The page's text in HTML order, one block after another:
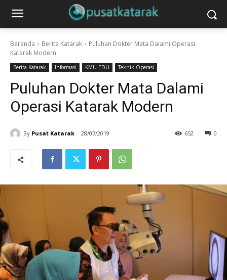
Beranda Berita Katarak
Puluhan Dokter Mata Dalami Operasi
Katarak Modern
Berita Katarak Informasi KMU EDU Teknik Operasi
Puluhan Dokter Mata Dalami
Operasi Katarak Modern
By Pusat Katarak 28/07/2019 0
652